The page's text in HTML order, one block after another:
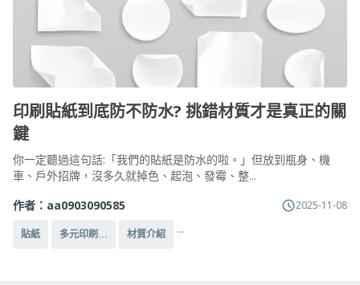
印刷貼紙到底防不防水? 挑錯材質才是真正的關
鍵
你一定聽過這句話:「我們的貼紙是防水的啦。」但放到瓶身、機
車、戶外招牌，沒多久就掉色、起泡、發霉、整...
作者： aa0903090585 2025-11-08
貼紙 多元印刷... 材質介紹 ...